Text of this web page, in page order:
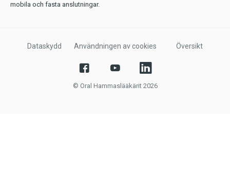
mobila och fasta anslutningar.
Dataskydd Användningen av cookies Översikt
© Oral Hammaslääkärit 2026